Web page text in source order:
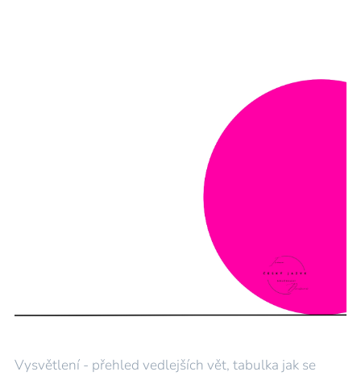
Vysvětlení - přehled vedlejších vět, tabulka jak se